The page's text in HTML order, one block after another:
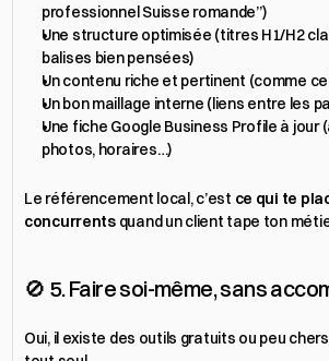
professionnel Suisse romande”)
Une structure optimisée (titres H1/H2
balises bien pensées)
Un contenu riche et pertinent (comme
Un bon maillage interne (liens entre les
Une fiche Google Business Profile à jour
photos, horaires…)
Le référencement local, c’est ce qui te
concurrents quand un client tape ton
🚫 5. Faire soi-même, sans
Oui, il existe des outils gratuits ou peu